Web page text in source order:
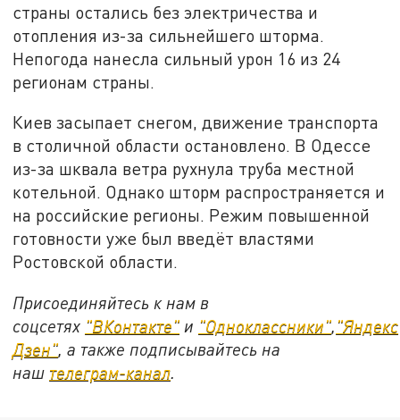
страны остались без электричества и
отопления из-за сильнейшего шторма.
Непогода нанесла сильный урон 16 из 24
регионам страны.
Киев засыпает снегом, движение транспорта
в столичной области остановлено. В Одессе
из-за шквала ветра рухнула труба местной
котельной. Однако шторм распространяется и
на российские регионы. Режим повышенной
готовности уже был введёт властями
Ростовской области.
Присоединяйтесь к нам в
соцсетях "ВКонтакте" и "Одноклассники", "Яндекс
Дзен", а также подписывайтесь на
наш телеграм-канал.